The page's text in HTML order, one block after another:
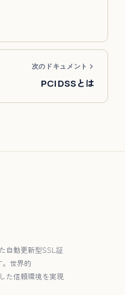
次のドキュメント
PCI DSSとは
自動更新型SSL証
世界的
た信頼環境を実現